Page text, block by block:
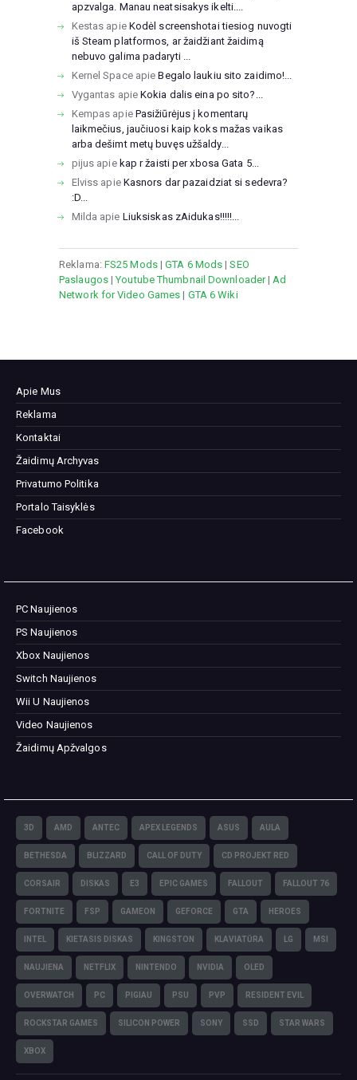
apzvalga. Manau neatsisakys ikelti....
Kestas apie Kodėl screenshotai tiesiog nuvogti
iš Steam platformos, ar žaidžiant žaidimą
nebuvo galima padaryti ...
Kernel SpaceapieBegalo laukiu sito zaidimo!...
Vygantas apieKokia dalis eina po sito?...
Kempas apie Pasižiūrėjus į komentarų
laikmečius, jaučiuosi kaip koks mažas vaikas
arba dešimt metų buvęs užšaldy...
pijus apie kap r žaisti per xbosa Gata 5...
Elviss apie Kasnors dar pazaidziat si sedevra?
:D...
Milda apie Liuksiskas zAidukas!!!!!...
Reklama: FS25 Mods|GTA 6 Mods |SEO
Paslaugos|Youtube Thumbnail Downloader|Ad
Network for Video Games | GTA 6 Wiki
Apie Mus
Reklama
Kontaktai
Žaidimų Archyvas
Privatumo Politika
Portalo Taisyklės
Facebook
PC Naujienos
PS Naujienos
Xbox Naujienos
Switch Naujienos
Wii U Naujienos
Video Naujienos
Žaidimų Apžvalgos
3D AMD ANTEC APEX LEGENDS ASUS AULA
BETHESDA BLIZZARD CALL OF DUTY CD PROJEKT RED
CORSAIR DISKAS E3 EPIC GAMES FALLOUT FALLOUT 76
FORTNITE FSP GAMEON GEFORCE GTA HEROES
INTEL KIETASIS DISKAS KINGSTON KLAVIATŪRA LG MSI
NAUJIENA NETFLIX NINTENDO NVIDIA OLED
OVERWATCH PC PIGIAU PSU PVP RESIDENT EVIL
ROCKSTAR GAMES SILICON POWER SONY SSD STAR WARS
XBOX